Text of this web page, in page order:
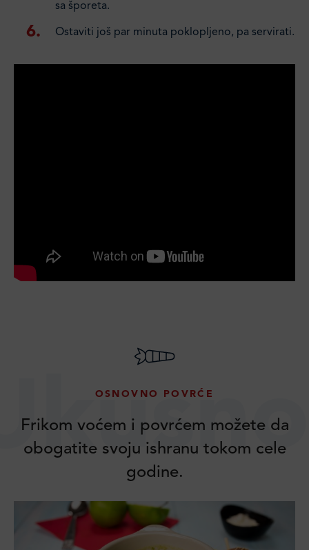
sa šporeta.
Ostaviti još par minuta poklopljeno, pa servirati.
OSNOVNO POVRĆE
Frikom voćem i povrćem možete da
obogatite svoju ishranu tokom cele
godine.